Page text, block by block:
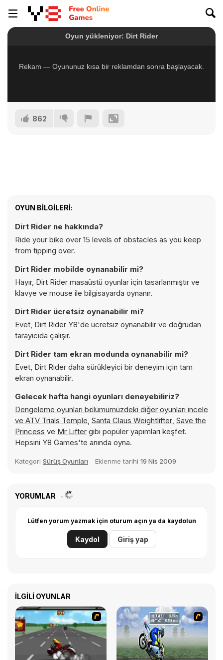
862
OYUN BILGILERI:
Dirt Rider ne hakkında?
Ride your bike over 15 levels of obstacles as you keep
from tipping over.
Dirt Rider mobilde oynanabilir mi?
Hayır, Dirt Rider masaüstü oyunlar için tasarlanmıştır ve
klavye ve mouse ile bilgisayarda oynanır.
Dirt Rider ücretsiz oynanabilir mi?
Evet, Dirt Rider Y8'de ücretsiz oynanabilir ve doğrudan
tarayıcıda çalışır.
Dirt Rider tam ekran modunda oynanabilir mi?
Evet, Dirt Rider daha sürükleyici bir deneyim için tam
ekran oynanabilir.
Gelecek hafta hangi oyunları deneyebiliriz?
Dengeleme oyunları bölümümüzdeki diğer oyunları incele
ve ATV Trials Temple, Santa Claus Weightlifter, Save the
Princess ve Mr Lifter gibi popüler yapımları keşfet.
Hepsini Y8 Games'te anında oyna.
Kategori Sürüş Oyunları Eklenme tarihi 19 Nis 2009
YORUMLAR
Lütfen yorum yazmak için oturum açın ya da kaydolun
Kaydol Giriş yap
İLGILI OYUNLAR